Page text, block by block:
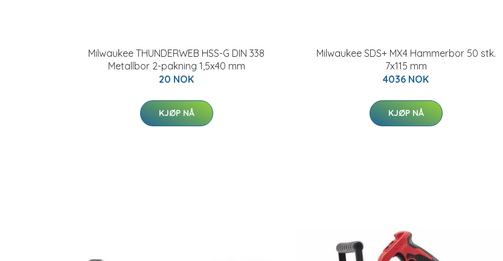
Milwaukee THUNDERWEB HSS-G DIN 338
Metallbor 2-pakning 1,5x40 mm
20 NOK
KJØP NÅ
Milwaukee SDS+ MX4 Hammerbor 50 stk.
7x115 mm
4036 NOK
KJØP NÅ